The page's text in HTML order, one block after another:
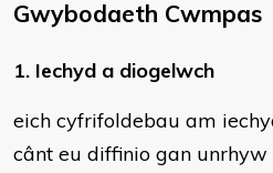
Gwybodaeth Cwmpas
1. Iechyd a diogelwch
eich cyfrifoldebau am
cânt eu diffinio gan